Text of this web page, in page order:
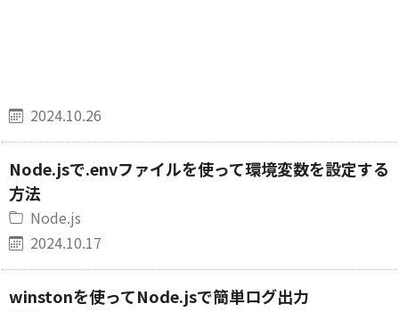
2024.10.26
Node.jsで.envファイルを使って環境変数を設定する
方法
Node.js
2024.10.17
winstonを使ってNode.jsで簡単ログ出力